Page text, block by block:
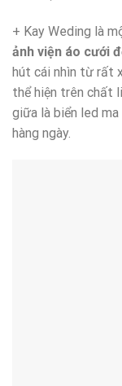
+ Kay Weding là
ảnh viện áo cưới
hút cái nhìn từ rất
thể hiện trên chất
giữa là biển led
hàng ngày.